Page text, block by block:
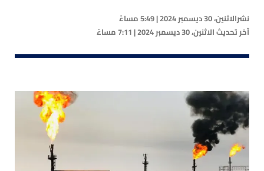
نشرالاثنين، 30 ديسمبر 2024 | 5:49 مساءً
آخر تحديثالاثنين، 30 ديسمبر 2024 | 7:11 مساءً